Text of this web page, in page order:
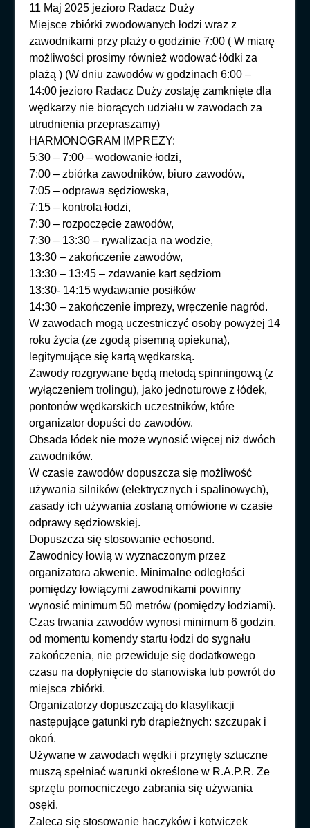
11 Maj 2025 jezioro Radacz Duży
Miejsce zbiórki zwodowanych łodzi wraz z
zawodnikami przy plaży o godzinie 7:00 ( W miarę
możliwości prosimy również wodować łódki za
plażą ) (W dniu zawodów w godzinach 6:00 –
14:00 jezioro Radacz Duży zostaję zamknięte dla
wędkarzy nie biorących udziału w zawodach za
utrudnienia przepraszamy)
HARMONOGRAM IMPREZY:
5:30 – 7:00 – wodowanie łodzi,
7:00 – zbiórka zawodników, biuro zawodów,
7:05 – odprawa sędziowska,
7:15 – kontrola łodzi,
7:30 – rozpoczęcie zawodów,
7:30 – 13:30 – rywalizacja na wodzie,
13:30 – zakończenie zawodów,
13:30 – 13:45 – zdawanie kart sędziom
13:30- 14:15 wydawanie posiłków
14:30 – zakończenie imprezy, wręczenie nagród.
W zawodach mogą uczestniczyć osoby powyżej 14
roku życia (ze zgodą pisemną opiekuna),
legitymujące się kartą wędkarską.
Zawody rozgrywane będą metodą spinningową (z
wyłączeniem trolingu), jako jednoturowe z łódek,
pontonów wędkarskich uczestników, które
organizator dopuści do zawodów.
Obsada łódek nie może wynosić więcej niż dwóch
zawodników.
W czasie zawodów dopuszcza się możliwość
używania silników (elektrycznych i spalinowych),
zasady ich używania zostaną omówione w czasie
odprawy sędziowskiej.
Dopuszcza się stosowanie echosond.
Zawodnicy łowią w wyznaczonym przez
organizatora akwenie. Minimalne odległości
pomiędzy łowiącymi zawodnikami powinny
wynosić minimum 50 metrów (pomiędzy łodziami).
Czas trwania zawodów wynosi minimum 6 godzin,
od momentu komendy startu łodzi do sygnału
zakończenia, nie przewiduje się dodatkowego
czasu na dopłynięcie do stanowiska lub powrót do
miejsca zbiórki.
Organizatorzy dopuszczają do klasyfikacji
następujące gatunki ryb drapieżnych: szczupak i
okoń.
Używane w zawodach wędki i przynęty sztuczne
muszą spełniać warunki określone w R.A.P.R. Ze
sprzętu pomocniczego zabrania się używania
osęki.
Zaleca się stosowanie haczyków i kotwiczek